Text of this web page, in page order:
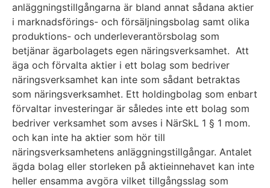
anläggningstillgångarna är bland annat sådana aktier
i marknadsförings- och försäljningsbolag samt olika
produktions- och underleverantörsbolag som
betjänar ägarbolagets egen näringsverksamhet. Att
äga och förvalta aktier i ett bolag som bedriver
näringsverksamhet kan inte som sådant betraktas
som näringsverksamhet. Ett holdingbolag som enbart
förvaltar investeringar är således inte ett bolag som
bedriver verksamhet som avses i NärSkL 1 § 1 mom.
och kan inte ha aktier som hör till
näringsverksamhetens anläggningstillgångar. Antalet
ägda bolag eller storleken på aktieinnehavet kan inte
heller ensamma avgöra vilket tillgångsslag som